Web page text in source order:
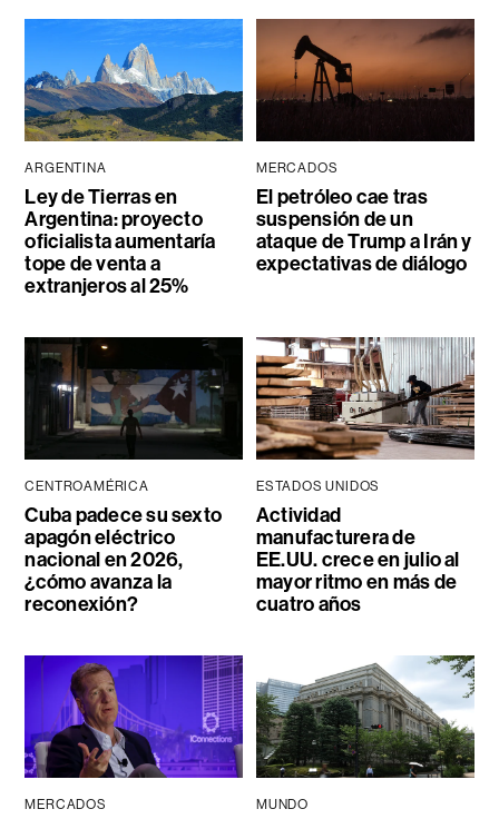
ARGENTINA
Ley de Tierras en
Argentina: proyecto
oficialista aumentaría
tope de venta a
extranjeros al 25%
MERCADOS
El petróleo cae tras
suspensión de un
ataque de Trump a Irán y
expectativas de diálogo
CENTROAMÉRICA
Cuba padece su sexto
apagón eléctrico
nacional en 2026,
¿cómo avanza la
reconexión?
ESTADOS UNIDOS
Actividad
manufacturera de
EE.UU. crece en julio al
mayor ritmo en más de
cuatro años
MERCADOS MUNDO